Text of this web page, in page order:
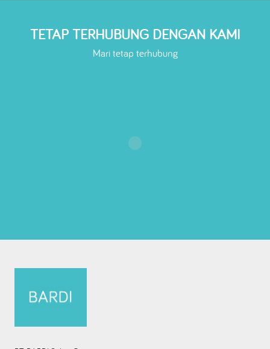
TETAP TERHUBUNG DENGAN KAMI
Mari tetap terhubung